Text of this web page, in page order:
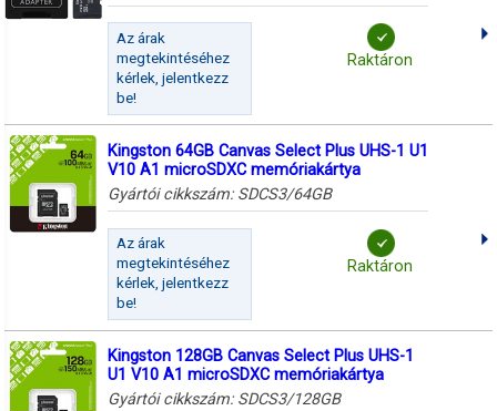
Az árak
megtekintéséhez
kérlek, jelentkezz
be!
Raktáron
Kingston 64GB Canvas Select Plus UHS-1 U1
V10 A1 microSDXC memóriakártya
Gyártói cikkszám: SDCS3/64GB
Az árak
megtekintéséhez
kérlek, jelentkezz
be!
Raktáron
Kingston 128GB Canvas Select Plus UHS-1
U1 V10 A1 microSDXC memóriakártya
Gyártói cikkszám: SDCS3/128GB